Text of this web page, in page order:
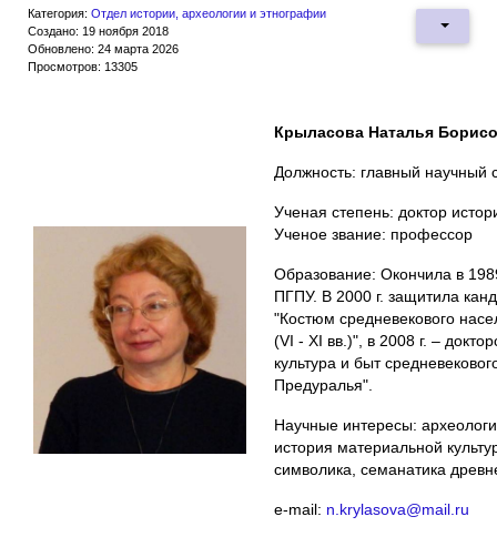
Категория: Отдел истории, археологии и этнографии
Создано: 19 ноября 2018
Обновлено: 24 марта 2026
Просмотров: 13305
Крыласова Наталья
Должность: главный научный
Ученая степень: доктор
Ученое звание: профессор
Образование: Окончила в
ПГПУ. В 2000 г. защитила
"Костюм средневекового
(VI - XI вв.)", в 2008 г. –
культура и быт
Предуралья".
Научные интересы:
история материальной
символика, семанатика
e-mail: n.krylasova@mail.ru